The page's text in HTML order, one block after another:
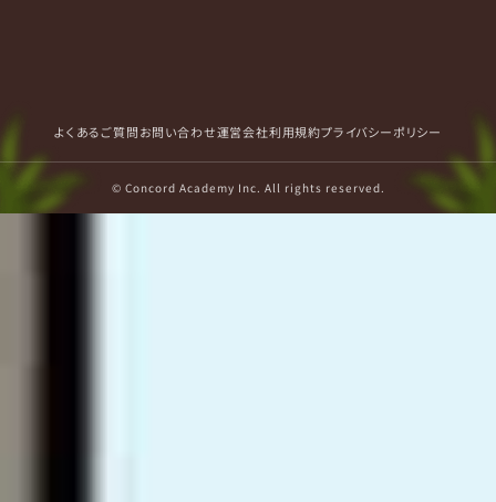
よくあるご質問お問い合わせ運営会社利用規約プライバシーポリシー
© Concord Academy Inc. All rights reserved.